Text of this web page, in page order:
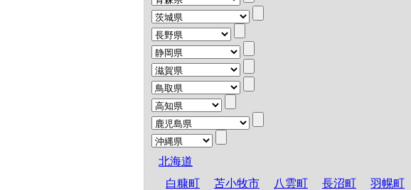
北海道
白糠町
苫小牧市 八雲町 長沼町 羽幌町